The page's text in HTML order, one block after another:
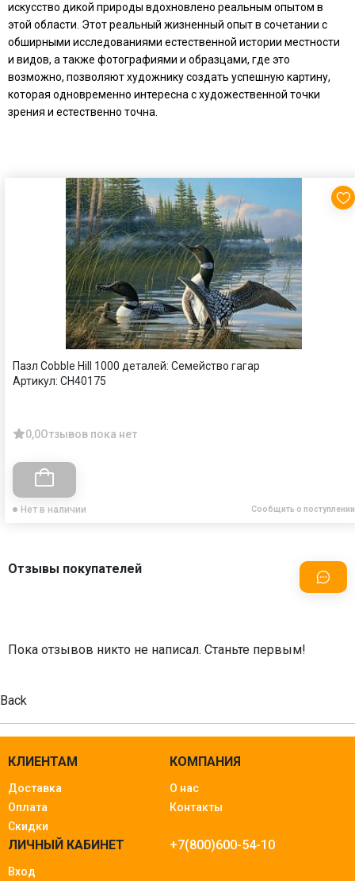
искусство дикой природы вдохновлено реальным опытом в
этой области. Этот реальный жизненный опыт в сочетании с
обширными исследованиями естественной истории местности
и видов, а также фотографиями и образцами, где это
возможно, позволяют художнику создать успешную картину,
которая одновременно интересна с художественной точки
зрения и естественно точна.
Пазл Cobble Hill 1000 деталей: Семейство гагар
Артикул: CH40175
0,0Отзывов пока нет
Нет в наличии Сообщить о поступлении
Отзывы покупателей
Пока отзывов никто не написал. Станьте первым!
Back
КЛИЕНТАМ
Доставка
Оплата
Скидки
КОМПАНИЯ
О нас
Контакты
ЛИЧНЫЙ КАБИНЕТ
Вход
+7(800)600-54-10